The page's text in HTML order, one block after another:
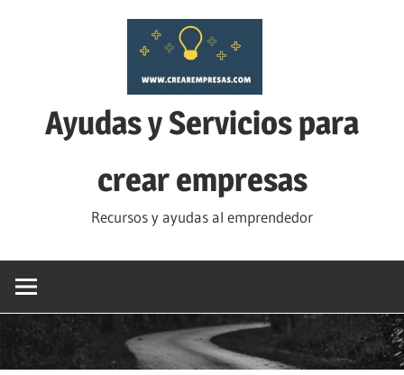
Ayudas y Servicios para
crear empresas
Recursos y ayudas al emprendedor